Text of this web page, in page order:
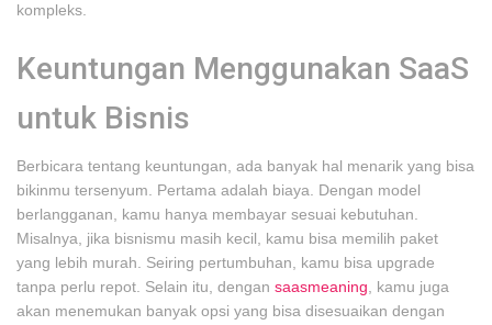
kompleks.
Keuntungan Menggunakan SaaS
untuk Bisnis
Berbicara tentang keuntungan, ada banyak hal menarik yang bisa
bikinmu tersenyum. Pertama adalah biaya. Dengan model
berlangganan, kamu hanya membayar sesuai kebutuhan.
Misalnya, jika bisnismu masih kecil, kamu bisa memilih paket
yang lebih murah. Seiring pertumbuhan, kamu bisa upgrade
tanpa perlu repot. Selain itu, dengan saasmeaning , kamu juga
akan menemukan banyak opsi yang bisa disesuaikan dengan